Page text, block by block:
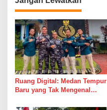
a
s
i
p
o
s
Ruang Digital: Medan Tempur
Baru yang Tak Mengenal